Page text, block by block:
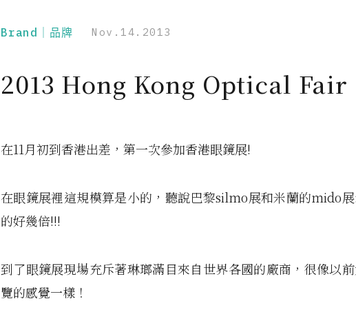
Brand｜品牌 Nov.14.2013
2013 Hong Kong Optical Fair
在11月初到香港出差，第一次參加香港眼鏡展!
在眼鏡展裡這規模算是小的，聽說巴黎silmo展和米蘭的mido
的好幾倍!!!
到了眼鏡展現場充斥著琳瑯滿目來自世界各國的廠商，很像以
覽的感覺一樣！